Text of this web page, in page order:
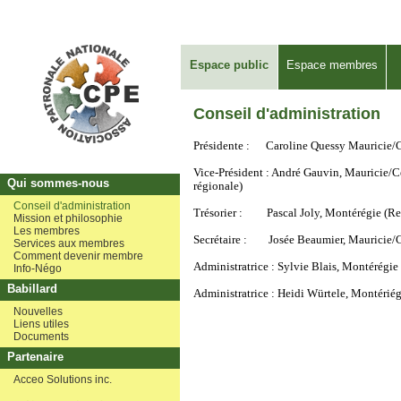
Espace public Espace membres
Qui sommes-nous
Conseil d'administration
Mission et philosophie
Les membres
Services aux membres
Comment devenir membre
Info-Négo
Babillard
Nouvelles
Liens utiles
Documents
Partenaire
Acceo Solutions inc.
Conseil d'administration
Présidente : Caroline Quessy Mauricie/
Vice-Président : André Gauvin, Mauricie/
régionale)
Trésorier : Pascal Joly, Montérégie
Secrétaire : Josée Beaumier, Mauricie/
Administratrice : Sylvie Blais, Montérégie
Administratrice : Heidi Würtele,